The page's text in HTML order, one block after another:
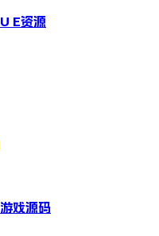
U E资源
游戏源码